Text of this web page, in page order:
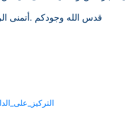
قدس الله وجودكم .أتمنى